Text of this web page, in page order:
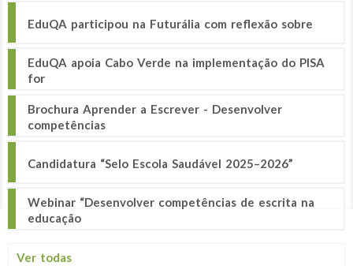
EduQA participou na Futurália com reflexão sobre
EduQA apoia Cabo Verde na implementação do PISA
for
Brochura Aprender a Escrever - Desenvolver
competências
Candidatura “Selo Escola Saudável 2025–2026”
Webinar “Desenvolver competências de escrita na
educação
Ver todas